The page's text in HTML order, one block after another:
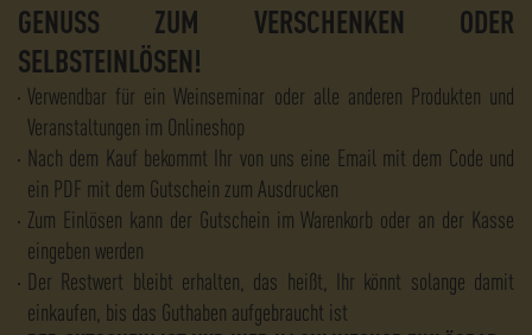
GENUSS ZUM VERSCHENKEN ODER
SELBSTEINLÖSEN!
Verwendbar für ein Weinseminar oder alle anderen Produkten und
Veranstaltungen im Onlineshop
Nach dem Kauf bekommt Ihr von uns eine Email mit dem Code und
ein PDF mit dem Gutschein zum Ausdrucken
Zum Einlösen kann der Gutschein im Warenkorb oder an der Kasse
eingeben werden
Der Restwert bleibt erhalten, das heißt, Ihr könnt solange damit
einkaufen, bis das Guthaben aufgebraucht ist